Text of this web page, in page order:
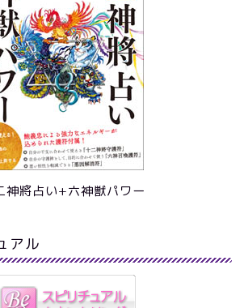
神將占い+六神獣パワー
アル